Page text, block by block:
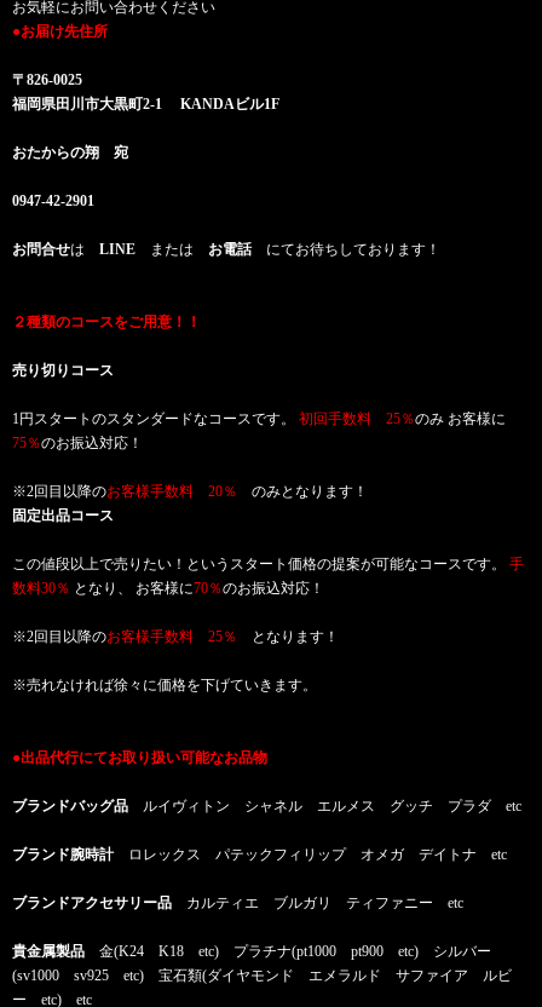
お気軽にお問い合わせください
●お届け先住所
〒826-0025
福岡県田川市大黒町2-1 KANDAビル1F
おたからの翔 宛
0947-42-2901
お問合せは LINE または お電話にてお待ちしております！
２種類のコースをご用意！！
売り切りコース
1円スタートのスタンダードなコースです。 初回手数料 25％のみ お客様に
75％のお振込対応！
※2回目以降のお客様手数料 20％ のみとなります！
固定出品コース
この値段以上で売りたい！というスタート価格の提案が可能なコースです。 手
数料30％ となり、 お客様に70％のお振込対応！
※2回目以降のお客様手数料 25％ となります！
※売れなければ徐々に価格を下げていきます。
●出品代行にてお取り扱い可能なお品物
ブランドバッグ品 ルイヴィトン シャネル エルメス グッチ プラダ etc
ブランド腕時計ロレックス パテックフィリップ オメガ デイトナ etc
ブランドアクセサリー品 カルティエ ブルガリ ティファニー etc
貴金属製品 金(K24 K18 etc) プラチナ(pt1000 pt900 etc) シルバー
(sv1000 sv925 etc) 宝石類(ダイヤモンド エメラルド サファイア ルビ
ー etc) etc